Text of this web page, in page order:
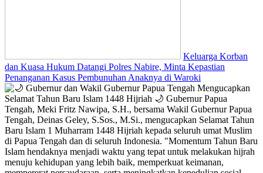
Keluarga Korban
dan Kuasa Hukum Datangi Polres Nabire, Minta Kepastian
Penanganan Kasus Pembunuhan Anaknya di Waroki